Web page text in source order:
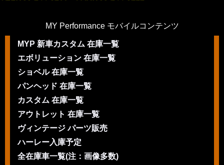
MY Performance モバイルコンテンツ
MYP 新車カスタム 在庫一覧
エボリューション 在庫一覧
ショベル 在庫一覧
パンヘッド 在庫一覧
カスタム 在庫一覧
アウトレット 在庫一覧
ヴィンテージ パーツ販売
ハーレー入庫予定
全在庫車一覧(注：画像多数)